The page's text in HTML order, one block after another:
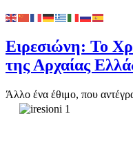
Ειρεσιώνη: Το
της Αρχαίας
Άλλο ένα έθιμο, που